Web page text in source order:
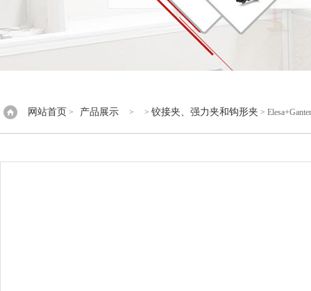
网站首页 > 产品展示 > > 铰接夹、强力夹和钩形夹 >